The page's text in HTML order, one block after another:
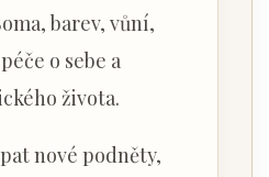
barev, vůní,
o sebe a
života.
nové podněty,